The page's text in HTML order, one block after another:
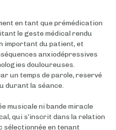
en tant que prémédication
le geste médical rendu
important du patient, et
anxiodépressives
douloureuses.
un temps de parole, reservé
durant la séance.
musicale ni bande miracle
qui s’inscrit dans la relation
en tenant